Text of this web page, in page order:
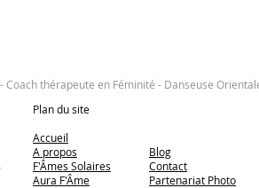
Coach thérapeute en Féminité - Danseuse
Plan du site
Accueil
A propos
F'Âmes Solaires
Aura F'Âme
Blog
Contact
Partenariat Photo​